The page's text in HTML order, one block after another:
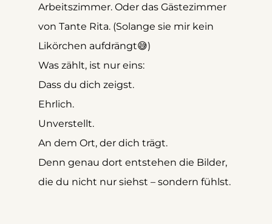
Arbeitszimmer. Oder das Gästezimmer
von Tante Rita. (Solange sie mir kein
Likörchen aufdrängt😅)
Was zählt, ist nur eins:
Dass du dich zeigst.
Ehrlich.
Unverstellt.
An dem Ort, der dich trägt.
Denn genau dort entstehen die Bilder,
die du nicht nur siehst – sondern fühlst.